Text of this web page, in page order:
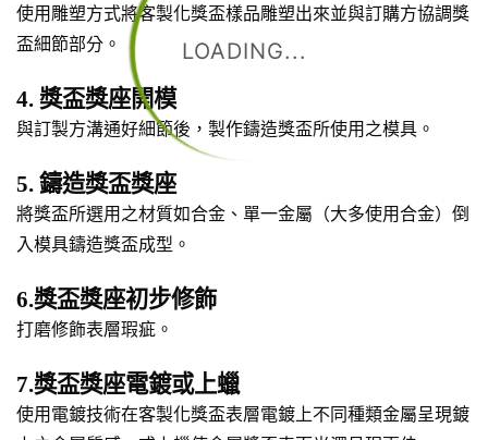
LOADING...
使用雕塑方式將客製化獎盃樣品雕塑出來並與訂購方協調獎
盃細節部分。
4. 獎盃獎座開模
與訂製方溝通好細節後，製作鑄造獎盃所使用之模具。
5. 鑄造獎盃獎座
將獎盃所選用之材質如合金、單一金屬（大多使用合金）倒
入模具鑄造獎盃成型。
6.獎盃獎座初步修飾
打磨修飾表層瑕疵。
7.獎盃獎座電鍍或上蠟
使用電鍍技術在客製化獎盃表層電鍍上不同種類金屬呈現鍍